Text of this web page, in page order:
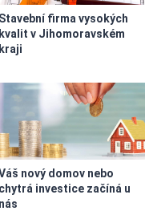
Stavební firma vysokých
kvalit v Jihomoravském
kraji
nový domov nebo
chytrá investice začíná u
nás